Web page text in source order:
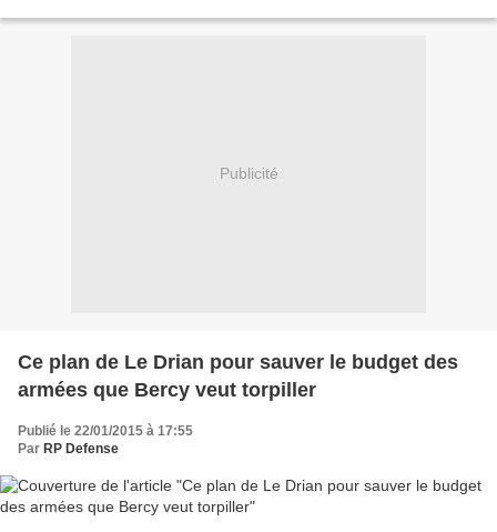
Publicité
Ce plan de Le Drian pour sauver le budget des
armées que Bercy veut torpiller
Publié le 22/01/2015 à 17:55
Par RP Defense